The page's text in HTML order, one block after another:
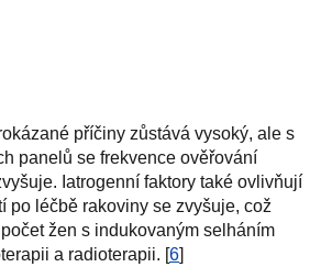
příčiny zůstává vysoký, ale s
panelů se frekvence ověřování
Iatrogenní faktory také ovlivňují
po léčbě rakoviny se zvyšuje, což
žen s indukovaným selháním
a radioterapii. [6]